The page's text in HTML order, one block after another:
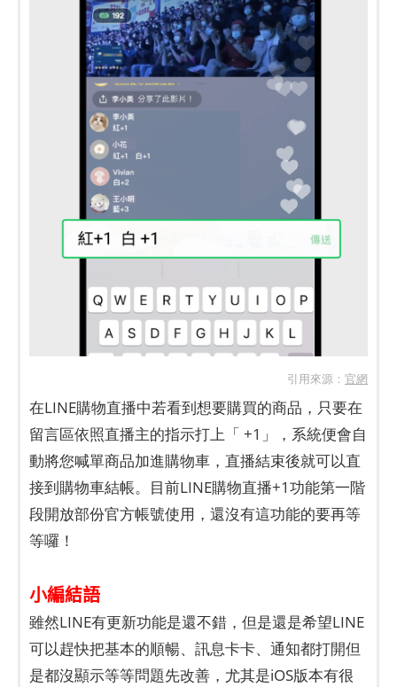
引用來源： 官網
在LINE購物直播中若看到想要購買的商品，只要在
留言區依照直播主的指示打上「 +1」，系統便會自
動將您喊單商品加進購物車，直播結束後就可以直
接到購物車結帳。目前LINE購物直播+1功能第一階
段開放部份官方帳號使用，還沒有這功能的要再等
等囉！
小編結語
雖然LINE有更新功能是還不錯，但是還是希望LINE
可以趕快把基本的順暢、訊息卡卡、通知都打開但
是都沒顯示等等問題先改善，尤其是iOS版本有很